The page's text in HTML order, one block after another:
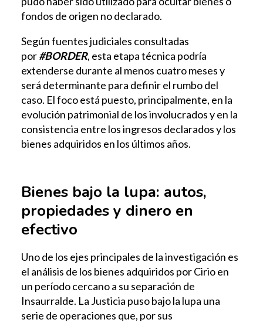
fondos de origen no declarado.
Según fuentes judiciales consultadas
por#BORDER, esta etapa técnica podría
extenderse durante al menos cuatro meses y
será determinante para definir el rumbo del
caso. El foco está puesto, principalmente, en la
evolución patrimonial de los involucrados y en la
consistencia entre los ingresos declarados y los
bienes adquiridos en los últimos años.
Bienes bajo la lupa: autos,
propiedades y dinero en
efectivo
Uno de los ejes principales de la investigación es
el análisis de los bienes adquiridos por Cirio en
un período cercano a su separación de
Insaurralde. La Justicia puso bajo la lupa una
serie de operaciones que, por sus